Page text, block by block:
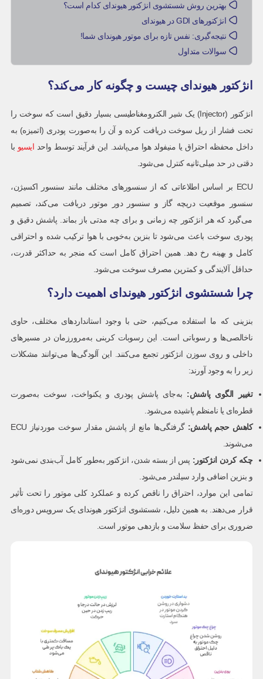
بهترین روش شستشوی انژکتور هیوندای کدام است؟
انژکتورهای GDI در هیوندای
نتیجه‌گیری: نفس تازه برای موتور هیوندای شما!
سوالات متداول
انژکتور هیوندای چیست و چگونه کار می‌کند؟
انژکتور (Injector) یک شیر الکترومغناطیسی بسیار دقیق است که سوخت را
تحت فشار از ریل سوخت دریافت کرده و آن را به‌صورت پودری (اتمیزه) به
داخل محفظه احتراق یا منیفولد هوا می‌پاشد. این فرآیند توسط واحد ایسیو با
دقتی در حد میلی‌ثانیه کنترل می‌شود.
ECU بر اساس اطلاعاتی که از سنسورهای مختلف مانند سنسور اکسیژن،
سنسور موقعیت دریچه گاز و سنسور دور موتور دریافت می‌کند، تصمیم
می‌گیرد که هر انژکتور چه زمانی و برای چه مدتی باز بماند. پاشش دقیق و
پودری سوخت باعث می‌شود تا بنزین به‌خوبی با هوا ترکیب شده و احتراقی
کامل و بهینه رخ دهد. همین احتراق کامل است که منجر به حداکثر قدرت،
حداقل آلایندگی و کمترین مصرف سوخت می‌شود.
چرا شستشوی انژکتور هیوندای اهمیت دارد؟
بنزینی که ما استفاده می‌کنیم، حتی با وجود استانداردهای مختلف، حاوی
ناخالصی‌ها و رسوباتی است. این رسوبات کربنی به‌مرورزمان در مسیرهای
داخلی و روی سوزن انژکتور تجمع می‌کنند. این آلودگی‌ها می‌توانند مشکلات
زیر را به وجود آورند:
تغییر الگوی پاشش: به‌جای پاشش پودری و یکنواخت، سوخت به‌صورت
قطره‌ای یا نامنظم پاشیده می‌شود.
کاهش حجم پاشش:
گرفتگی‌ها مانع از پاشش مقدار سوخت موردنیاز ECU
می‌شوند.
چکه کردن انژکتور : پس از بسته شدن، انژکتور به‌طور کامل آب‌بندی نمی‌شود
و بنزین اضافی وارد سیلندر می‌شود.
تمامی این موارد، احتراق را ناقص کرده و عملکرد کلی موتور را تحت تأثیر
قرار می‌دهند. به همین دلیل، شستشوی انژکتور هیوندای یک سرویس دوره‌ای
ضروری برای حفظ سلامت و بازدهی موتور است.